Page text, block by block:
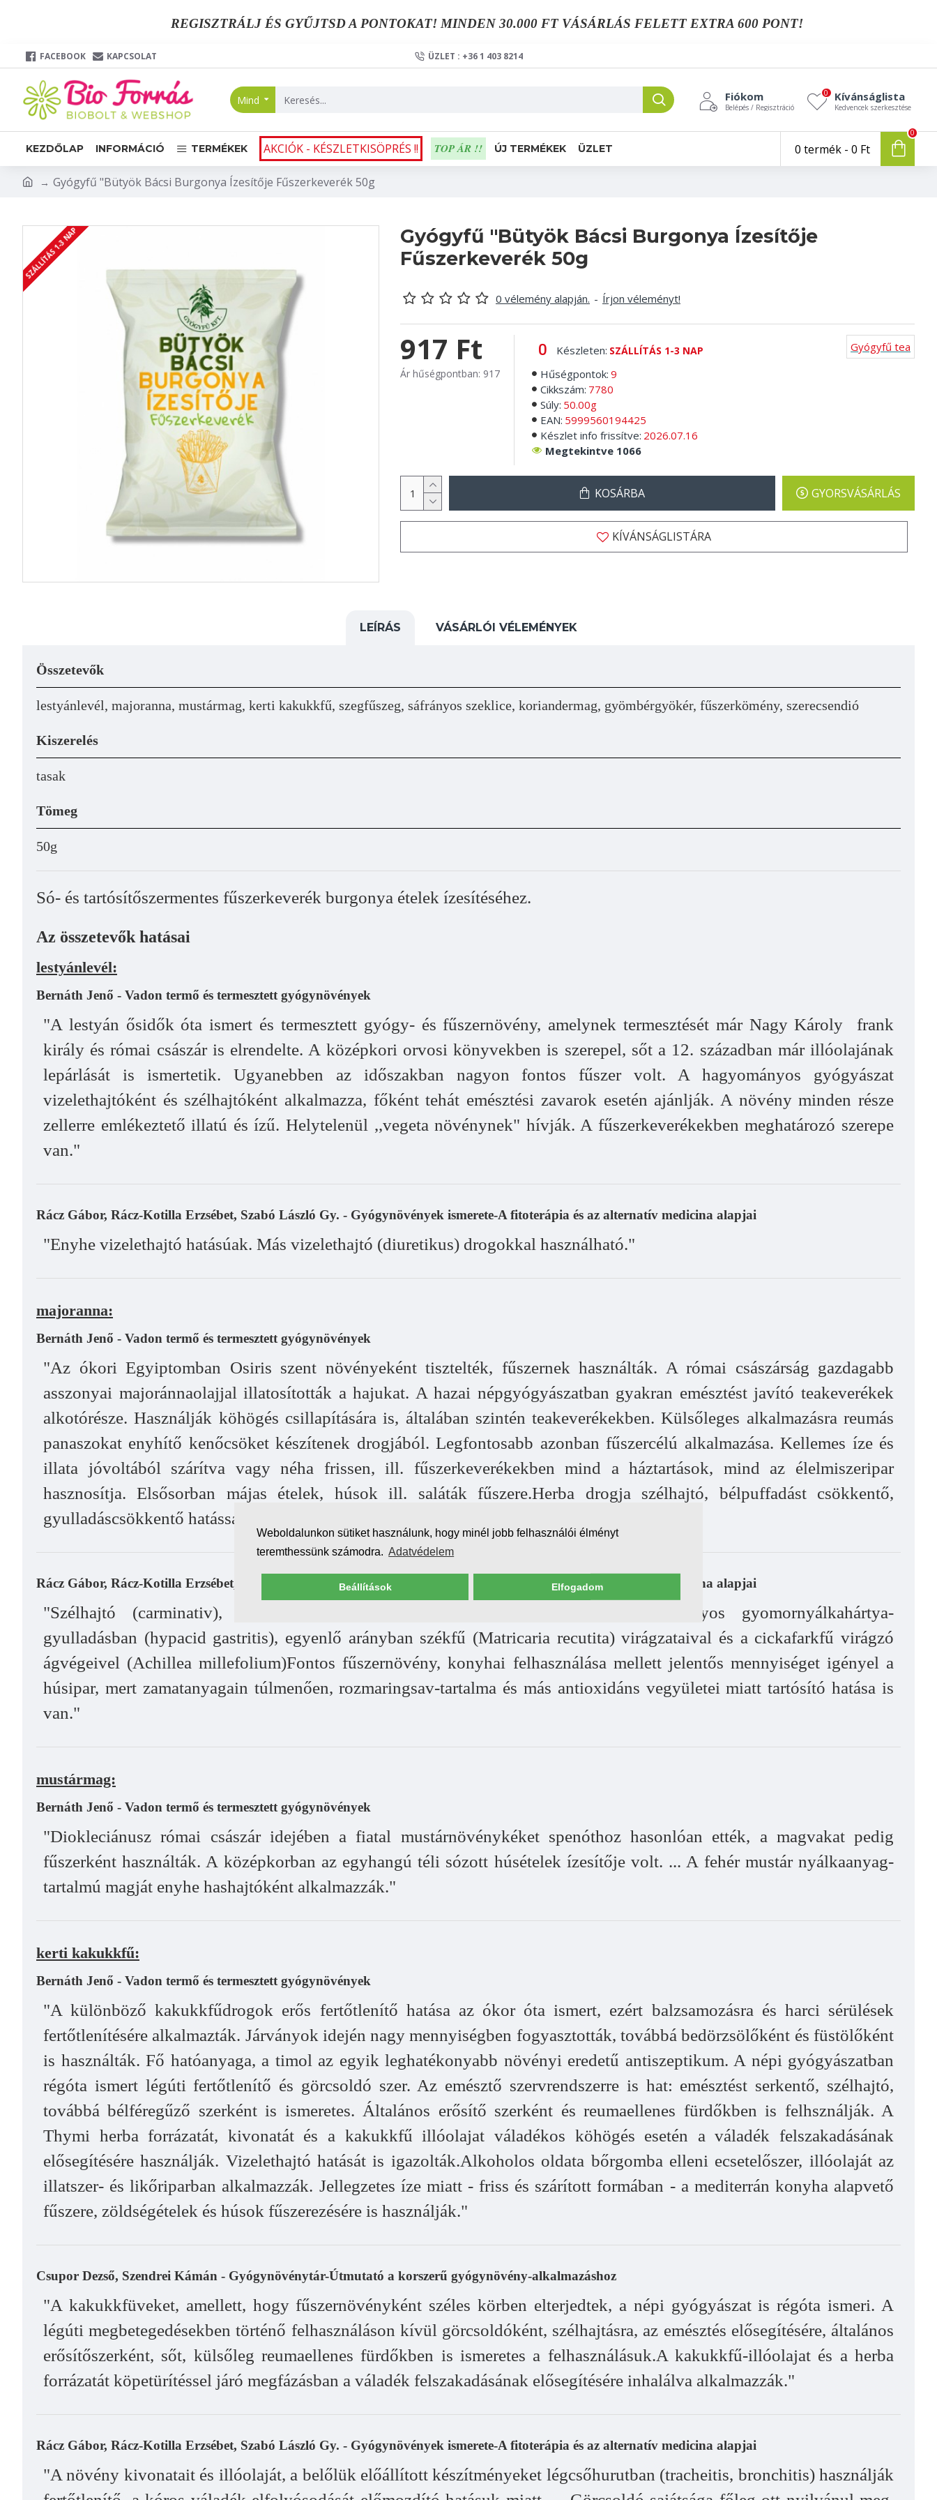
Weboldalunkon sütiket használunk, hogy minél jobb felhasználói élményt
teremthessünk számodra. Adatvédelem
Beállítások Elfogadom
REGISZTRÁLJ ÉS GYŰJTSD A PONTOKAT! MINDEN 30.000 FT VÁSÁRLÁS FELETT EXTRA 600 PONT!
FACEBOOK KAPCSOLAT ÜZLET : +36 1 403 8214
Mind Fiókom
Belépés / Regisztráció
Kívánságlista
Kedvencek szerkesztése
0
KEZDŐLAP INFORMÁCIÓ TERMÉKEK AKCIÓK - KÉSZLETKISÖPRÉS !! TOP ÁR !! ÚJ TERMÉKEK ÜZLET 0 termék - 0 Ft
0
Gyógyfű "Bütyök Bácsi Burgonya Ízesítője Fűszerkeverék 50g
SZÁLLÍTÁS 1-3 NAP
Gyógyfű "Bütyök Bácsi Burgonya Ízesítője
Fűszerkeverék 50g
0 vélemény alapján. - Írjon véleményt!
917 Ft
Ár hűségpontban: 917
Készleten: SZÁLLÍTÁS 1-3 NAP
Hűségpontok: 9
Cikkszám: 7780
Súly: 50.00g
EAN: 5999560194425
Készlet info frissítve: 2026.07.16
Gyógyfű tea
Megtekintve 1066
KOSÁRBA GYORSVÁSÁRLÁS
KÍVÁNSÁGLISTÁRA
LEÍRÁS VÁSÁRLÓI VÉLEMÉNYEK
Összetevők
lestyánlevél, majoranna, mustármag, kerti kakukkfű, szegfűszeg, sáfrányos szeklice, koriandermag, gyömbérgyökér, fűszerkömény, szerecsendió
Kiszerelés
tasak
Tömeg
50g
Só- és tartósítőszermentes fűszerkeverék burgonya ételek ízesítéséhez.
Az összetevők hatásai
lestyánlevél:
Bernáth Jenő - Vadon termő és termesztett gyógynövények
"A lestyán ősidők óta ismert és termesztett gyógy- és fűszernövény, amelynek termesztését már Nagy Károly frank
király és római császár is elrendelte. A középkori orvosi könyvekben is szerepel, sőt a 12. században már illóolajának
lepárlását is ismertetik. Ugyanebben az időszakban nagyon fontos fűszer volt. A hagyományos gyógyászat
vizelethajtóként és szélhajtóként alkalmazza, főként tehát emésztési zavarok esetén ajánlják. A növény minden része
zellerre emlékeztető illatú és ízű. Helytelenül ,,vegeta növénynek" hívják. A fűszerkeverékekben meghatározó szerepe
van."
Rácz Gábor, Rácz-Kotilla Erzsébet, Szabó László Gy. - Gyógynövények ismerete-A fitoterápia és az alternatív medicina alapjai
"Enyhe vizelethajtó hatásúak. Más vizelethajtó (diuretikus) drogokkal használható."
majoranna:
Bernáth Jenő - Vadon termő és termesztett gyógynövények
"Az ókori Egyiptomban Osiris szent növényeként tisztelték, fűszernek használták. A római császárság gazdagabb
asszonyai majoránnaolajjal illatosították a hajukat. A hazai népgyógyászatban gyakran emésztést javító teakeverékek
alkotórésze. Használják köhögés csillapítására is, általában szintén teakeverékekben. Külsőleges alkalmazásra reumás
panaszokat enyhítő kenőcsöket készítenek drogjából. Legfontosabb azonban fűszercélú alkalmazása. Kellemes íze és
illata jóvoltából szárítva vagy néha frissen, ill. fűszerkeverékekben mind a háztartások, mind az élelmiszeripar
hasznosítja. Elsősorban májas ételek, húsok ill. saláták fűszere.Herba drogja szélhajtó, bélpuffadást csökkentő,
gyulladáscsökkentő hatással rendelkezik, amit farmakológiai vizsgálatok is igazoltak."
Rácz Gábor, Rácz-Kotilla Erzsébet, Szabó László Gy. - Gyógynövények ismerete-A fitoterápia és az alternatív medicina alapjai
"Szélhajtó (carminativ), bélpuffadás (meteorismus) esetében alkalmazható, savhiányos gyomornyálkahártya-
gyulladásban (hypacid gastritis), egyenlő arányban székfű (Matricaria recutita) virágzataival és a cickafarkfű virágzó
ágvégeivel (Achillea millefolium)Fontos fűszernövény, konyhai felhasználása mellett jelentős mennyiséget igényel a
húsipar, mert zamatanyagain túlmenően, rozmaringsav-tartalma és más antioxidáns vegyületei miatt tartósító hatása is
van."
mustármag:
Bernáth Jenő - Vadon termő és termesztett gyógynövények
"Diokleciánusz római császár idejében a fiatal mustárnövénykéket spenóthoz hasonlóan ették, a magvakat pedig
fűszerként használták. A középkorban az egyhangú téli sózott húsételek ízesítője volt. ... A fehér mustár nyálkaanyag-
tartalmú magját enyhe hashajtóként alkalmazzák."
kerti kakukkfű:
Bernáth Jenő - Vadon termő és termesztett gyógynövények
"A különböző kakukkfűdrogok erős fertőtlenítő hatása az ókor óta ismert, ezért balzsamozásra és harci sérülések
fertőtlenítésére alkalmazták. Járványok idején nagy mennyiségben fogyasztották, továbbá bedörzsölőként és füstölőként
is használták. Fő hatóanyaga, a timol az egyik leghatékonyabb növényi eredetű antiszeptikum. A népi gyógyászatban
régóta ismert légúti fertőtlenítő és görcsoldó szer. Az emésztő szervrendszerre is hat: emésztést serkentő, szélhajtó,
továbbá bélféregűző szerként is ismeretes. Általános erősítő szerként és reumaellenes fürdőkben is felhsználják. A
Thymi herba forrázatát, kivonatát és a kakukkfű illóolajat váladékos köhögés esetén a váladék felszakadásának
elősegítésére használják. Vizelethajtó hatását is igazolták.Alkoholos oldata bőrgomba elleni ecsetelőszer, illóolaját az
illatszer- és likőriparban alkalmazzák. Jellegzetes íze miatt - friss és szárított formában - a mediterrán konyha alapvető
fűszere, zöldségételek és húsok fűszerezésére is használják."
Csupor Dezső, Szendrei Kámán - Gyógynövénytár-Útmutató a korszerű gyógynövény-alkalmazáshoz
"A kakukkfüveket, amellett, hogy fűszernövényként széles körben elterjedtek, a népi gyógyászat is régóta ismeri. A
légúti megbetegedésekben történő felhasználáson kívül görcsoldóként, szélhajtásra, az emésztés elősegítésére, általános
erősítőszerként, sőt, külsőleg reumaellenes fürdőkben is ismeretes a felhasználásuk.A kakukkfű-illóolajat és a herba
forrázatát köpetürítéssel járó megfázásban a váladék felszakadásának elősegítésére inhalálva alkalmazzák."
Rácz Gábor, Rácz-Kotilla Erzsébet, Szabó László Gy. - Gyógynövények ismerete-A fitoterápia és az alternatív medicina alapjai
"A növény kivonatait és illóolaját, a belőlük előállított készítményeket légcsőhurutban (tracheitis, bronchitis) használják